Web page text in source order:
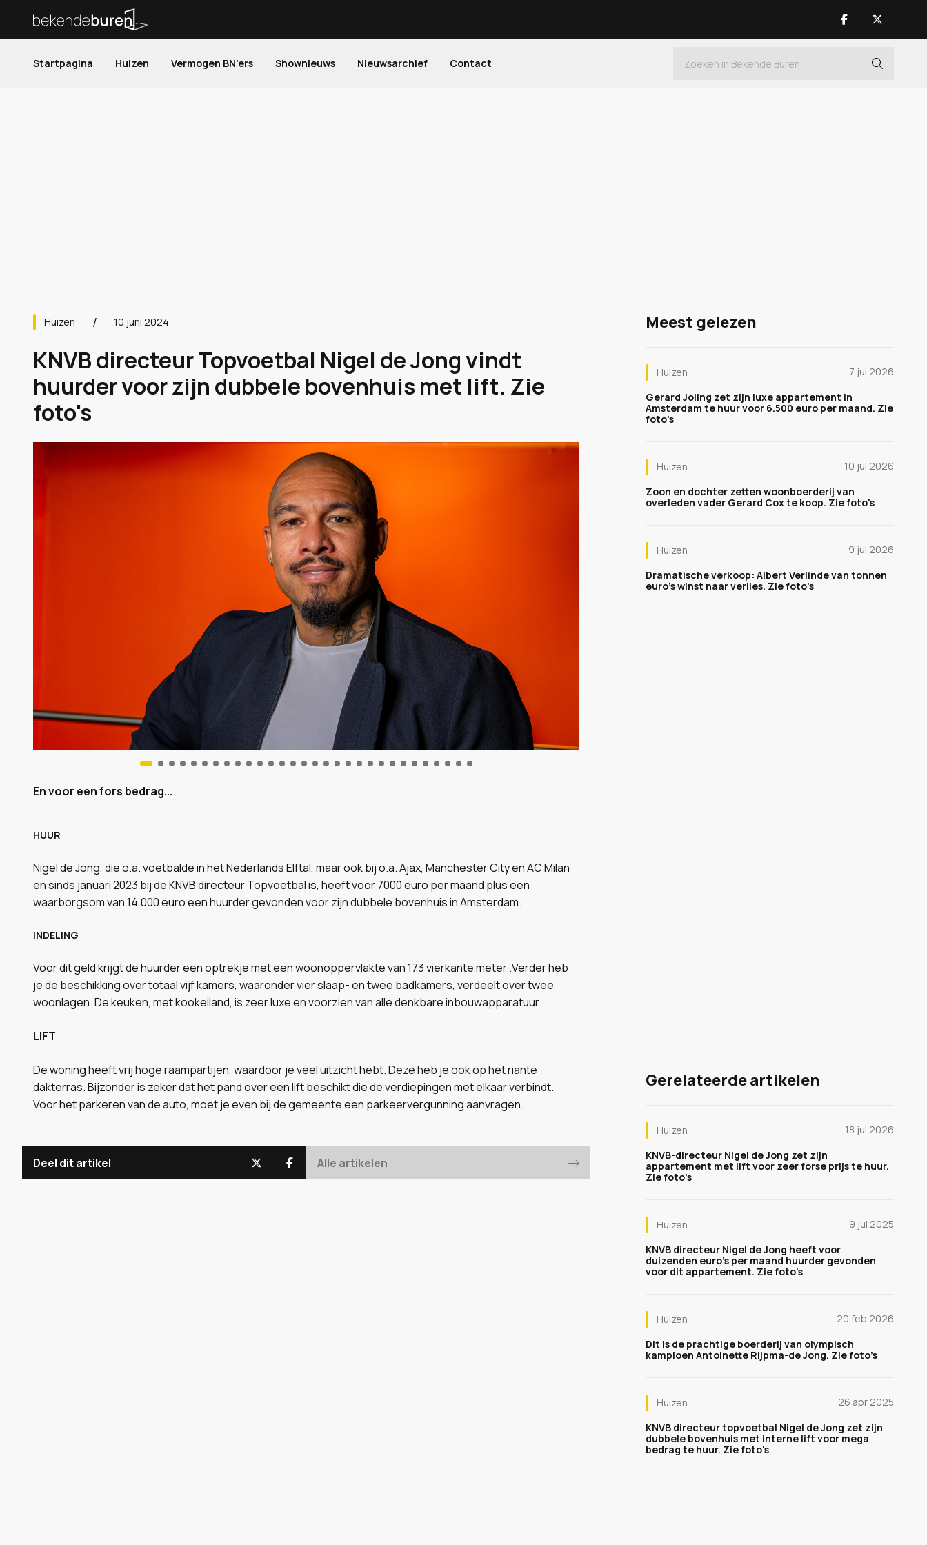
Startpagina Huizen Vermogen BN'ers Shownieuws Nieuwsarchief Contact
Huizen 10 juni 2024
KNVB directeur Topvoetbal Nigel de Jong vindt
huurder voor zijn dubbele bovenhuis met lift. Zie
foto's
En voor een fors bedrag...
HUUR
Nigel de Jong, die o.a. voetbalde in het Nederlands Elftal, maar ook bij o.a. Ajax, Manchester City en AC Milan
en sinds januari 2023 bij de KNVB directeur Topvoetbal is, heeft voor 7000 euro per maand plus een
waarborgsom van 14.000 euro een huurder gevonden voor zijn dubbele bovenhuis in Amsterdam.
INDELING
Voor dit geld krijgt de huurder een optrekje met een woonoppervlakte van 173 vierkante meter .Verder heb
je de beschikking over totaal vijf kamers, waaronder vier slaap- en twee badkamers, verdeelt over twee
woonlagen. De keuken, met kookeiland, is zeer luxe en voorzien van alle denkbare inbouwapparatuur.
LIFT
De woning heeft vrij hoge raampartijen, waardoor je veel uitzicht hebt. Deze heb je ook op het riante
dakterras. Bijzonder is zeker dat het pand over een lift beschikt die de verdiepingen met elkaar verbindt.
Voor het parkeren van de auto, moet je even bij de gemeente een parkeervergunning aanvragen.
Deel dit artikel Alle artikelen
Meest gelezen
Huizen
7 jul 2026
Gerard Joling zet zijn luxe appartement in
Amsterdam te huur voor 6.500 euro per maand. Zie
foto's
Huizen
10 jul 2026
Zoon en dochter zetten woonboerderij van
overleden vader Gerard Cox te koop. Zie foto's
Huizen
9 jul 2026
Dramatische verkoop: Albert Verlinde van tonnen
euro's winst naar verlies. Zie foto's
Gerelateerde artikelen
Huizen
18 jul 2026
KNVB-directeur Nigel de Jong zet zijn
appartement met lift voor zeer forse prijs te huur.
Zie foto's
Huizen
9 jul 2025
KNVB directeur Nigel de Jong heeft voor
duizenden euro's per maand huurder gevonden
voor dit appartement. Zie foto's
Huizen
20 feb 2026
Dit is de prachtige boerderij van olympisch
kampioen Antoinette Rijpma-de Jong. Zie foto’s
Huizen
26 apr 2025
KNVB directeur topvoetbal Nigel de Jong zet zijn
dubbele bovenhuis met interne lift voor mega
bedrag te huur. Zie foto's